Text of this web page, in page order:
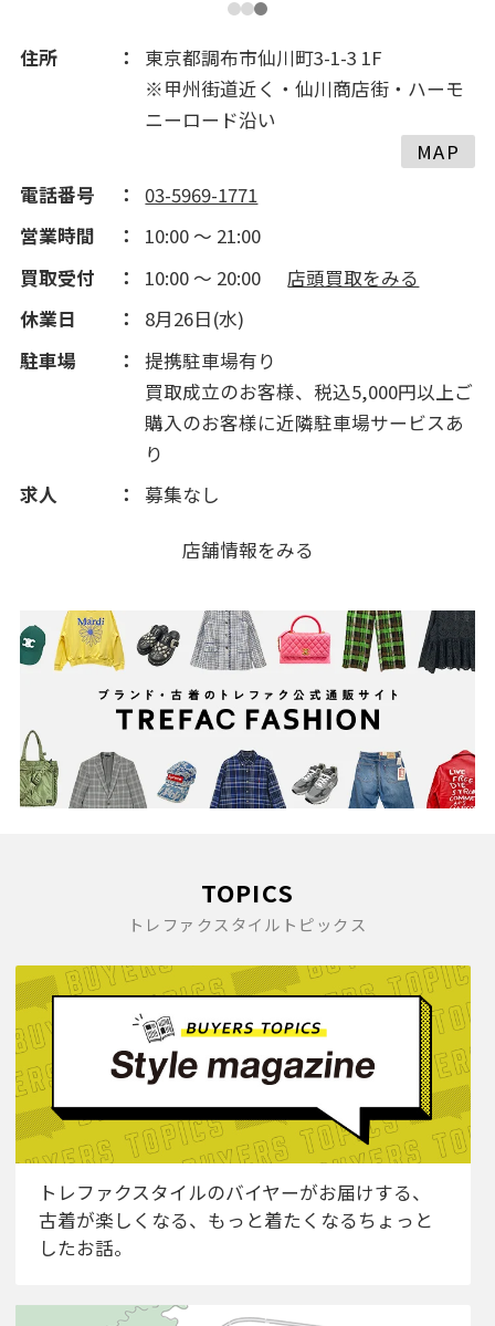
2016(261)
2015(214)
2014(171)
2013(102)
2012(105)
住所
東京都調布市仙川町3-1-3 1F
※甲州街道近く・仙川商店街・ハーモ
ニーロード沿い
MAP
電話番号
03-5969-1771
営業時間
10:00 ～ 21:00
買取受付
10:00 ～ 20:00
店頭買取をみる
休業日
8月26日(水)
駐車場
提携駐車場有り
買取成立のお客様、税込5,000円以上ご
購入のお客様に近隣駐車場サービスあ
り
求人
募集なし
店舗情報をみる
TOPICS
トレファクスタイルトピックス
トレファクスタイルのバイヤーがお届けする、
古着が楽しくなる、もっと着たくなるちょっと
したお話。